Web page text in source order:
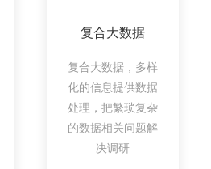
复合大数据
复合大数据，多样
化的信息提供数据
处理，把繁琐复杂
的数据相关问题解
决调研